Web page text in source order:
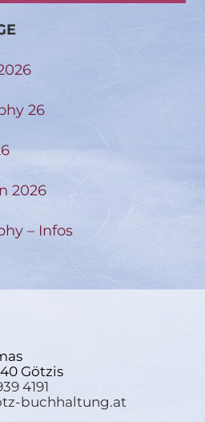
26
2026
– Infos
Götzis
4191
buchhaltung.at